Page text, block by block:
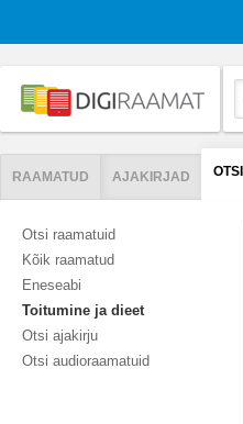
RAAMATUD AJAKIRJAD
Otsi raamatuid
Kõik raamatud
Eneseabi
Toitumine ja dieet
Otsi ajakirju
Otsi audioraamatuid